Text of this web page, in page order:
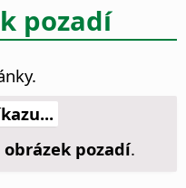
pozadí
.
pozadí.